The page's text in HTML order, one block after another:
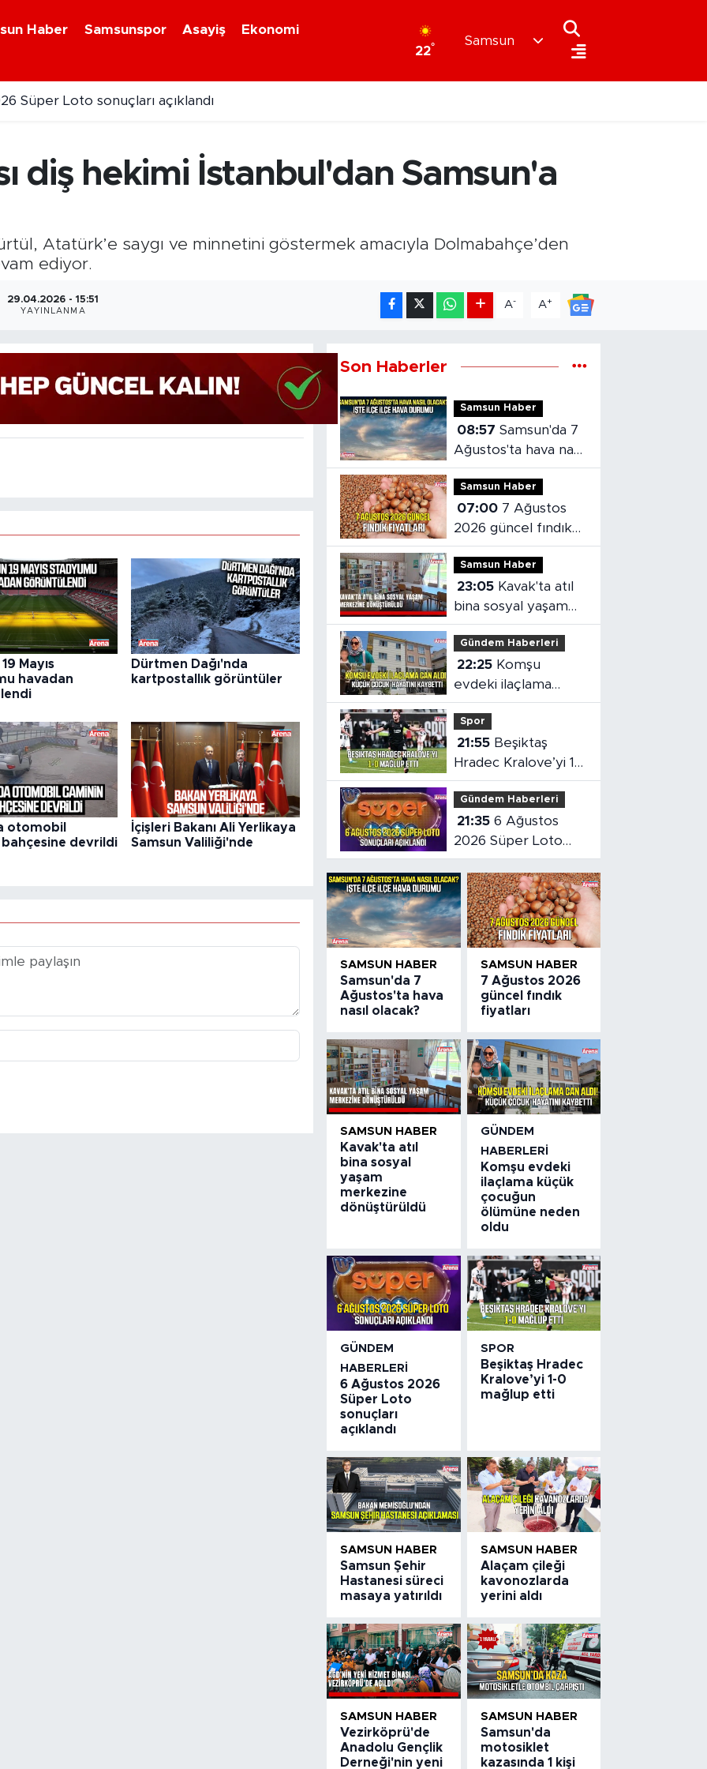
Haber Samsunspor Asayiş
Ekonomi
22°
Samsun
Süper Loto sonuçları açıklandı
diş hekimi İstanbul'dan Samsun'a
Atatürk’e saygı ve minnetini göstermek amacıyla Dolmabahçe’den
ediyor.
29.04.2026 - 15:51
YAYINLANMA
A- A+
Mayıs
havadan
Dürtmen Dağı'nda
kartpostallık görüntüler
otomobil
devrildi
İçişleri Bakanı Ali Yerlikaya
Samsun Valiliği'nde
Son Haberler
Samsun Haber
08:57 Samsun'da 7
Ağustos'ta hava nasıl
olacak?
Samsun Haber
07:00
2026 güncel fındık
fiyatları
Samsun Haber
23:05
bina sosyal yaşam
merkezine
dönüştürüldü
Gündem Haberleri
22:25
evdeki ilaçlama
küçük çocuğun
ölümüne neden oldu
Spor
21:55
Hradec Kralove’yi 1-
0 mağlup etti
Gündem Haberleri
21:35 6 Ağustos
2026 Süper Loto
sonuçları açıklandı
SAMSUN HABER
Samsun'da 7
Ağustos'ta hava
nasıl olacak?
SAMSUN HABER
7 Ağustos 2026
güncel fındık
fiyatları
SAMSUN HABER
Kavak'ta atıl
bina sosyal
yaşam
merkezine
dönüştürüldü
GÜNDEM
HABERLERI
Komşu evdeki
ilaçlama küçük
çocuğun
ölümüne neden
oldu
GÜNDEM
HABERLERI
6 Ağustos 2026
Süper Loto
sonuçları
açıklandı
SPOR
Beşiktaş Hradec
Kralove’yi 1-0
mağlup etti
SAMSUN HABER
Samsun Şehir
Hastanesi süreci
masaya yatırıldı
SAMSUN HABER
Alaçam çileği
kavonozlarda
yerini aldı
SAMSUN HABER
Vezirköprü'de
Anadolu Gençlik
Derneği'nin yeni
SAMSUN HABER
Samsun'da
motosiklet
kazasında 1 kişi